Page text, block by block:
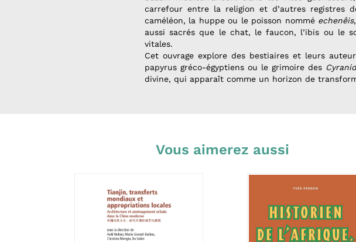
carrefour entre la religion et d’autres registres
caméléon, la huppe ou le poisson nommé echenêis
aussi sacrés que le chat, le faucon, l’ibis ou le
vitales.
Cet ouvrage explore des bestiaires et leurs
papyrus gréco-égyptiens ou le grimoire des
divine, qui apparaît comme un horizon de
Vous aimerez aussi